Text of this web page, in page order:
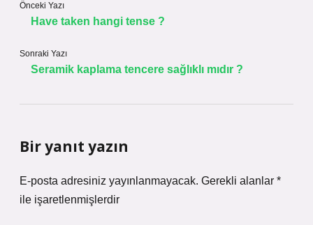
Önceki Yazı
Have taken hangi tense ?
Sonraki Yazı
Seramik kaplama tencere sağlıklı mıdır ?
Bir yanıt yazın
E-posta adresiniz yayınlanmayacak. Gerekli alanlar *
ile işaretlenmişlerdir